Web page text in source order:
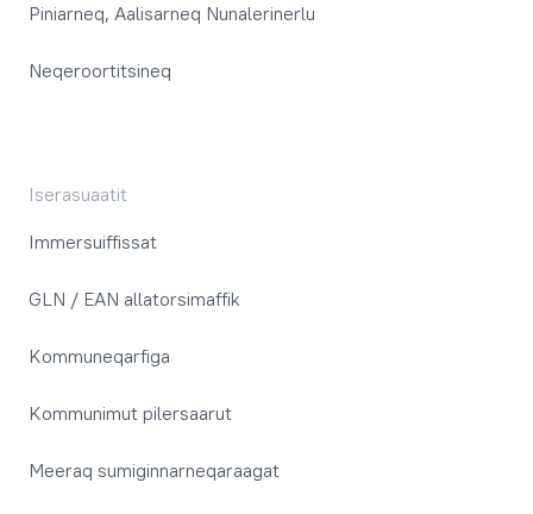
Piniarneq, Aalisarneq Nunalerinerlu
Neqeroortitsineq
Iserasuaatit
Immersuiffissat
GLN / EAN allatorsimaffik
Kommuneqarfiga
Kommunimut pilersaarut
Meeraq sumiginnarneqaraagat